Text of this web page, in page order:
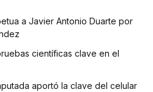
a Javier Antonio Duarte por
científicas clave en el
aportó la clave del celular